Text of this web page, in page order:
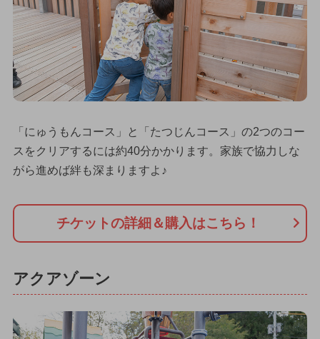
「にゅうもんコース」と「たつじんコース」の2つのコー
スをクリアするには約40分かかります。家族で協力しな
がら進めば絆も深まりますよ♪
チケットの詳細＆購入はこちら！
アクアゾーン